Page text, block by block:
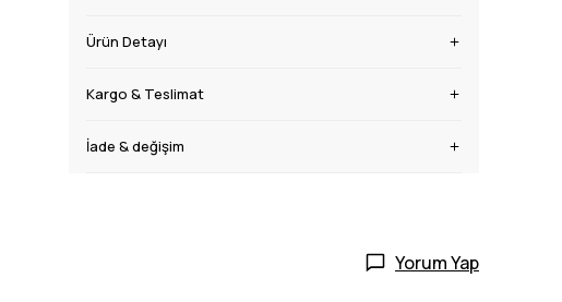
Ürün Detayı
Kargo & Teslimat
İade & değişim
Yorum Yap